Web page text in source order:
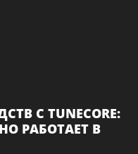
С TUNECORE:
РАБОТАЕТ В